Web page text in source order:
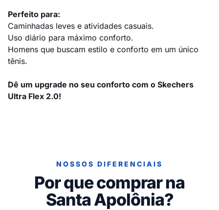
Perfeito para:
Caminhadas leves e atividades casuais.
Uso diário para máximo conforto.
Homens que buscam estilo e conforto em um único
tênis.
Dê um upgrade no seu conforto com o Skechers
Ultra Flex 2.0!
NOSSOS DIFERENCIAIS
Por que comprar na
Santa Apolônia?